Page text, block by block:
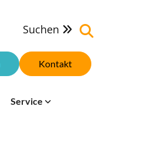
Suchen 
Kontakt
Service